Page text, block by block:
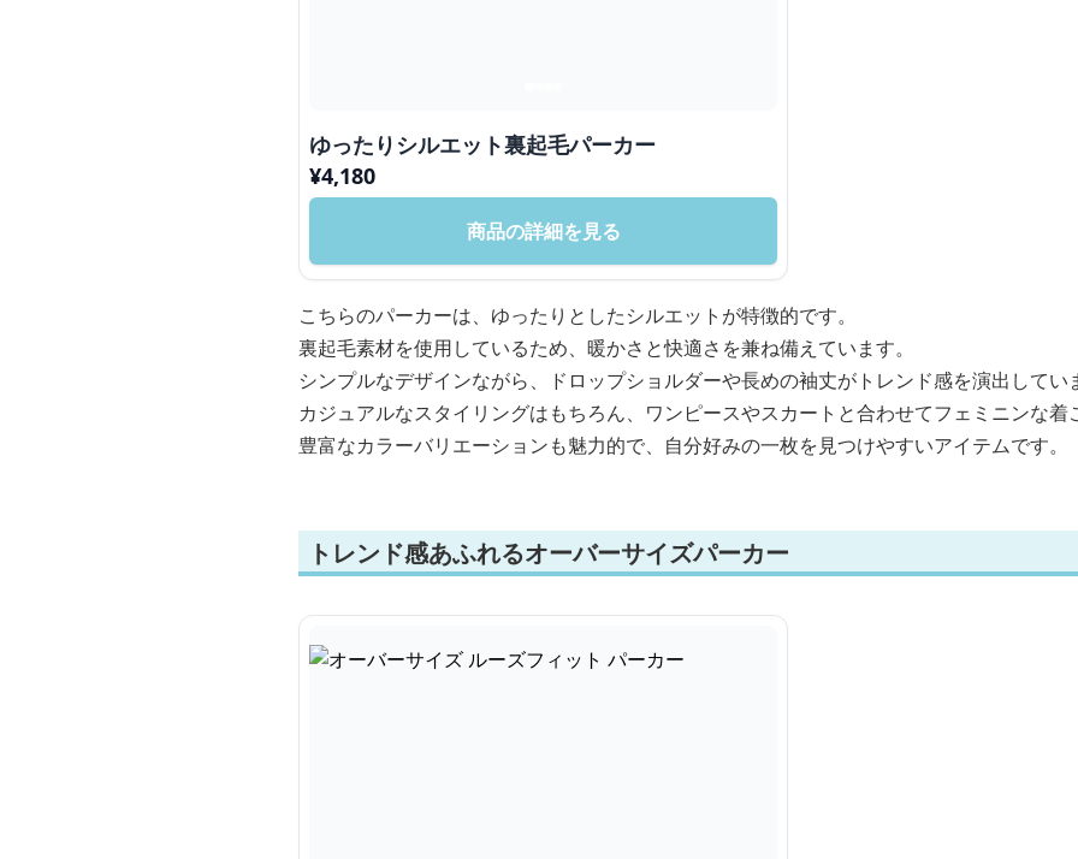
ゆったりシルエット裏起毛パーカー
¥4,180
商品の詳細を見る
こちらのパーカーは、ゆったりとしたシルエットが特徴的です。
裏起毛素材を使用しているため、暖かさと快適さを兼ね備えています。
シンプルなデザインながら、ドロップショルダーや長めの袖丈がトレンド感を演出してい
カジュアルなスタイリングはもちろん、ワンピースやスカートと合わせてフェミニンな着
豊富なカラーバリエーションも魅力的で、自分好みの一枚を見つけやすいアイテムです。
トレンド感あふれるオーバーサイズパーカー